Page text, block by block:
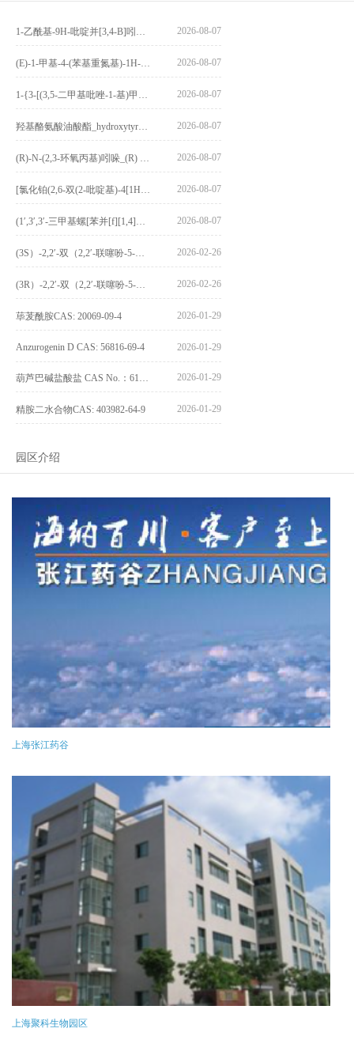
2026-08-07
2026-08-07
2026-08-07
2026-08-07
2026-08-07
2026-08-07
2026-08-07
2026-02-26
2026-02-26
荜茇酰胺CAS: 20069-09-4 2026-01-29
Anzurogenin D CAS: 56816-69-4 2026-01-29
2026-01-29
精胺二水合物CAS: 403982-64-9 2026-01-29
园区介绍
上海张江药谷
上海聚科生物园区